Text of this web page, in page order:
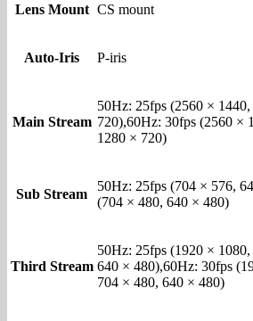
Lens Mount CS mount
Auto-Iris P-iris
Main Stream
50Hz: 25fps (2560 ×
720),60Hz: 30fps (2560 ×
1280 × 720)
Sub Stream
50Hz: 25fps (704 × 576,
(704 × 480, 640 × 480)
Third Stream
50Hz: 25fps (1920 ×
640 × 480),60Hz: 30fps
704 × 480, 640 × 480)